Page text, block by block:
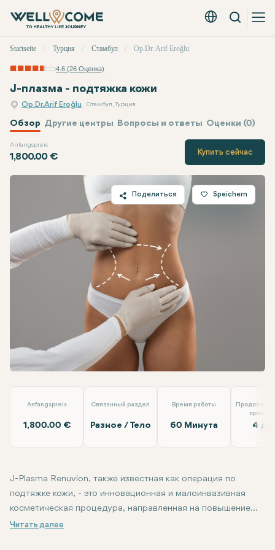
Русский - EUR
Вызов
меню
Startseite Турция Стамбул Op.Dr. Arif Eroğlu
4.6 (26 Оценка)
J-плазма - подтяжка кожи
Op.Dr. Arif Eroğlu Стамбул, Турция
Обзор Другие центры Вопросы и ответы Оценки (0)
Anfangspreis
1,800.00 €
Op.Dr. Arif Eroğlu
Купить сейчас
Поделиться
Twitter
Facebook
WhatsApp
Telegram
Электронная почта
Speichern
Anfangspreis
1,800.00 €
Связанный раздел
Разное / Тело
Время работы
60 Минута 4
J-Plasma Renuvion, также известная как операция по
подтяжке кожи, - это инновационная и малоинвазивная
косметическая процедура, направленная на повышение
упругости кожи и улучшение общего внешнего вида.